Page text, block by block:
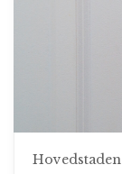
Hovedstaden